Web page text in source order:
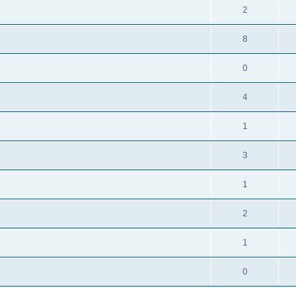
2
8
0
4
1
3
1
2
1
0